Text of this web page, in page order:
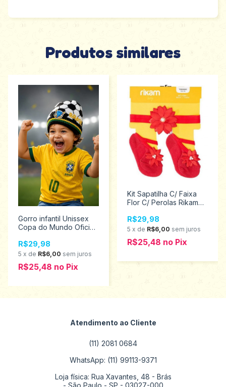
Produtos similares
Gorro infantil Unissex
Copa do Mundo Oficial
R$29,98
5 x de R$6,00 sem juros
R$25,48 no Pix
Kit Sapatilha C/ Faixa
Flor C/ Perolas Rikam
Tamanhos Rn/PP
R$29,98
5 x de R$6,00 sem juros
R$25,48 no Pix
Atendimento ao Cliente
(11) 2081 0684
WhatsApp: (11) 99113-9371
Loja física: Rua Xavantes, 48 - Brás